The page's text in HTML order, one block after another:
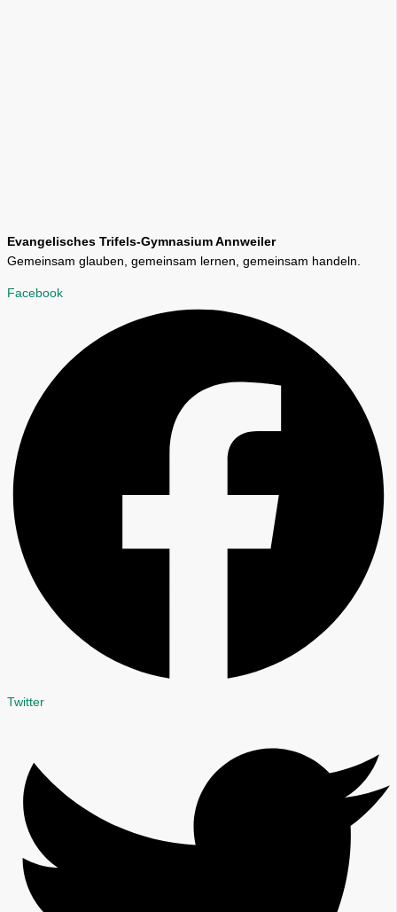
Evangelisches Trifels-Gymnasium Annweiler
Gemeinsam glauben, gemeinsam lernen, gemeinsam handeln.
Facebook
Twitter